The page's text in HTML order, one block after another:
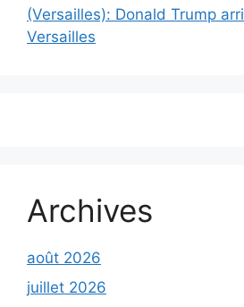
(Versailles): Donald Trump
Versailles
Archives
août 2026
juillet 2026